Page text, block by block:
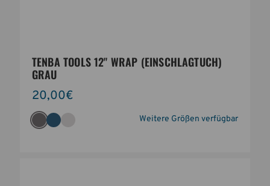
TENBA TOOLS 12" WRAP (EINSCHLAGTUCH)
GRAU
20,00€
Weitere Größen verfügbar